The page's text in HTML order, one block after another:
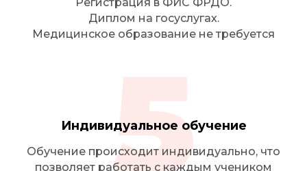
Регистрация в ФИС ФРДО.
Диплом на госуслугах.
Медицинское образование не требуется
Индивидуальное обучение
Обучение происходит индивидуально, что
позволяет работать с каждым учеником
5